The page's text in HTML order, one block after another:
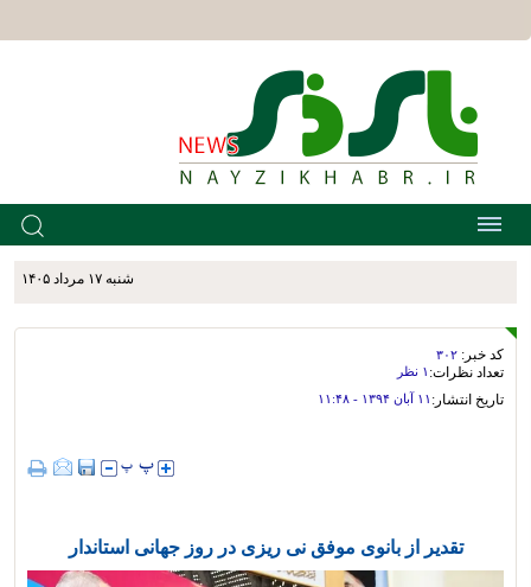
شنبه ۱۷ مرداد ۱۴۰۵
کد خبر: ۳۰۲
تعداد نظرات: ۱ نظر
تاریخ انتشار: ۱۱ آبان ۱۳۹۴ - ۱۱:۴۸
تقدیر از بانوی موفق نی ریزی در روز جهانی استاندار